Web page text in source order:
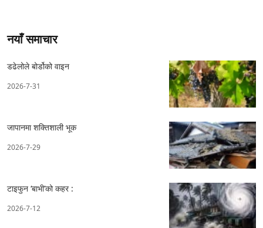
नयाँ समाचार
डढेलोले बोर्डोको वाइन
2026-7-31
जापानमा शक्तिशाली भूक
2026-7-29
टाइफुन ‘बाभी’को कहर :
2026-7-12